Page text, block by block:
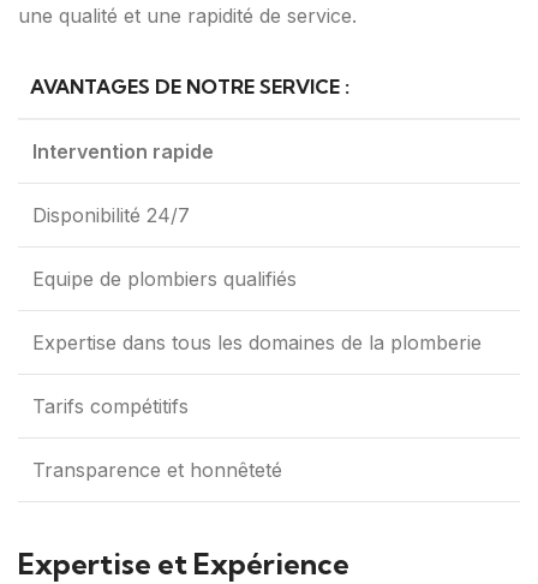
une qualité et une rapidité de service.
AVANTAGES DE NOTRE SERVICE :
Intervention rapide
Disponibilité 24/7
Equipe de plombiers qualifiés
Expertise dans tous les domaines de la plomberie
Tarifs compétitifs
Transparence et honnêteté
Expertise et Expérience